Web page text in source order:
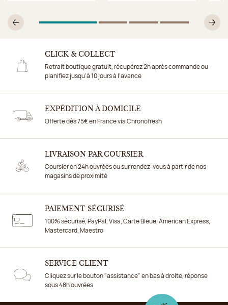
Précédent
1Sur 4 2Sur 4
3Sur 4
4Sur 4
CLICK & COLLECT
Retrait boutique gratuit, récupérez 2h après commande ou
planifiez jusqu'à 10 jours à l'avance
EXPÉDITION À DOMICILE
Offerte dès 75€ en France via Chronofresh
LIVRAISON PAR COURSIER
Coursier en 24h ouvrées ou sur rendez-vous à partir de nos
magasins de proximité
PAIEMENT SÉCURISÉ
100% sécurisé, PayPal, Visa, Carte Bleue, American Express,
Mastercard, Maestro
SERVICE CLIENT
Cliquez sur le bouton "assistance" en bas à droite, réponse
sous 48h ouvrées